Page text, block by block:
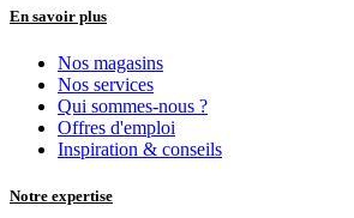
En savoir plus
Nos magasins
Nos services
Qui sommes-nous ?
Offres d'emploi
Inspiration & conseils
Notre expertise